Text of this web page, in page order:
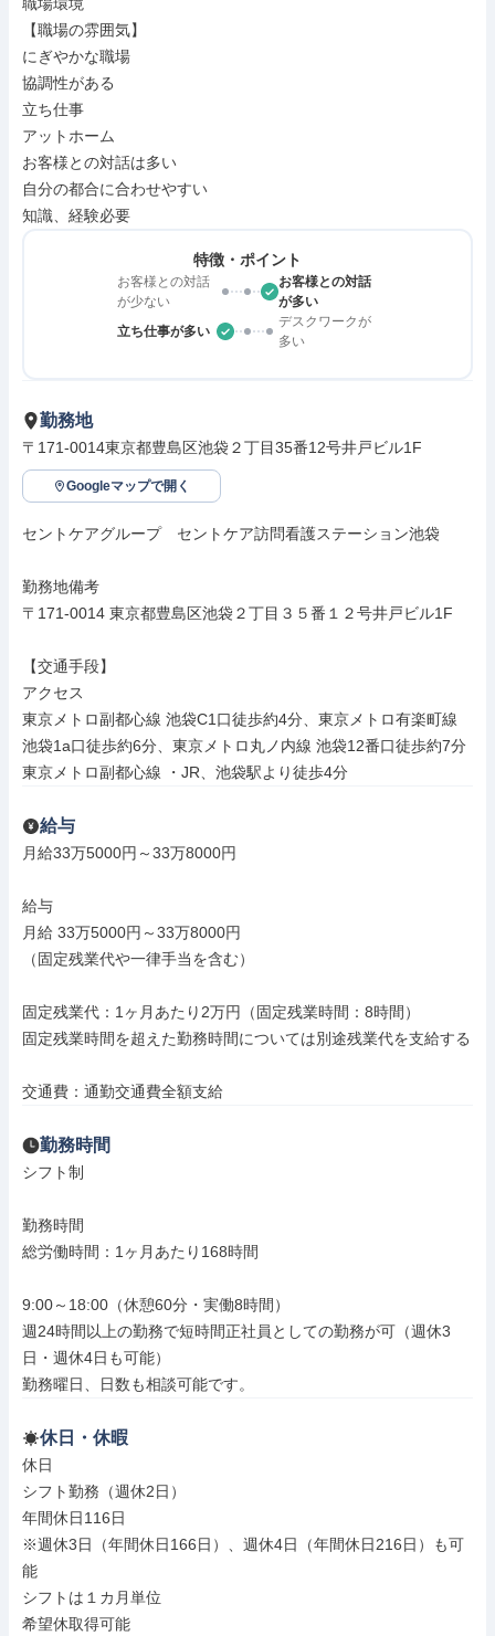
【職場の雰囲気】
にぎやかな職場
協調性がある
立ち仕事
アットホーム
お客様との対話は多い
自分の都合に合わせやすい
知識、経験必要
特徴・ポイント
お客様との対話
が少ない
お客様との対話
が多い
立ち仕事が多い
デスクワークが
多い
勤務地
〒171-0014東京都豊島区池袋２丁目35番12号井戸ビル1F
Googleマップで開く
セントケアグループ　セントケア訪問看護ステーション池袋
勤務地備考
〒171-0014 東京都豊島区池袋２丁目３５番１２号井戸ビル1F
【交通手段】
アクセス
東京メトロ副都心線 池袋C1口徒歩約4分、東京メトロ有楽町線
池袋1a口徒歩約6分、東京メトロ丸ノ内線 池袋12番口徒歩約7分
東京メトロ副都心線 ・JR、池袋駅より徒歩4分
給与
月給33万5000円～33万8000円
給与
月給 33万5000円～33万8000円
（固定残業代や一律手当を含む）
固定残業代：1ヶ月あたり2万円（固定残業時間：8時間）
固定残業時間を超えた勤務時間については別途残業代を支給する
交通費：通勤交通費全額支給
勤務時間
シフト制
勤務時間
総労働時間：1ヶ月あたり168時間
9:00～18:00（休憩60分・実働8時間）
週24時間以上の勤務で短時間正社員としての勤務が可（週休3
日・週休4日も可能）
勤務曜日、日数も相談可能です。
休日・休暇
休日
シフト勤務（週休2日）
年間休日116日
※週休3日（年間休日166日）、週休4日（年間休日216日）も可
能
シフトは１カ月単位
希望休取得可能